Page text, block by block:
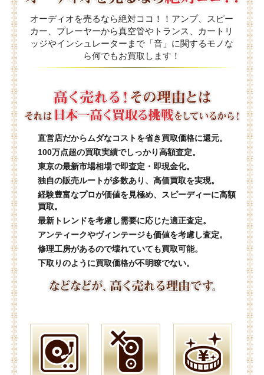
オーディオを売るなら絶対ココ！！アンプ、スピー
カー、プレーヤーから真空管やトランス、カートリ
ッジやインシュレーターまで「音」に関するモノな
ら何でもお買取します！
直営店だからムダなコストを省き買取価格に還元。
100万点超の買取実績でしっかり高額査定。
東京の最新市場相場で即査定・即現金化。
独自の販売ルートが多数あり、高価買取を実現。
経験豊富なプロが価値を見極め、スピーディーに高額
買取。
最新トレンドを考慮し需要に応じた適正査定。
アンティークやヴィンテージも価値を考慮し査定。
修理工房があるので壊れていても買取可能。
下取りのように買取価格が不明瞭でない。